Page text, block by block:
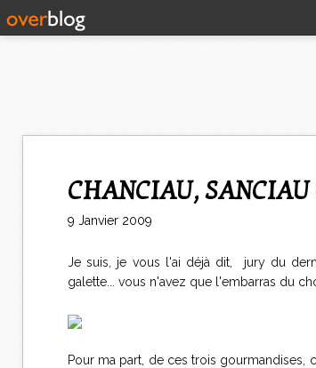
CHANCIAU,
9 Janvier 2009
Je suis, je vous l'ai déjà dit, jury du
galette... vous n'avez que l'embarras du
Pour ma part, de ces trois gourmandises,